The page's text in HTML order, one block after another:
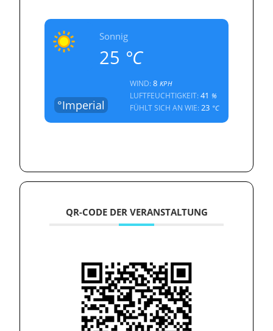
Sonnig
25 °C
°Imperial
WIND:8 KPH
LUFTFEUCHTIGKEIT:41 %
FÜHLT SICH AN WIE:23 °C
QR-CODE DER VERANSTALTUNG